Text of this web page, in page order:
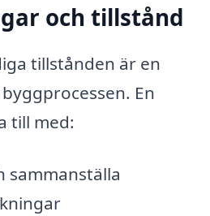
och tillstånd
tillstånden är en
En
till med:
sammanställa